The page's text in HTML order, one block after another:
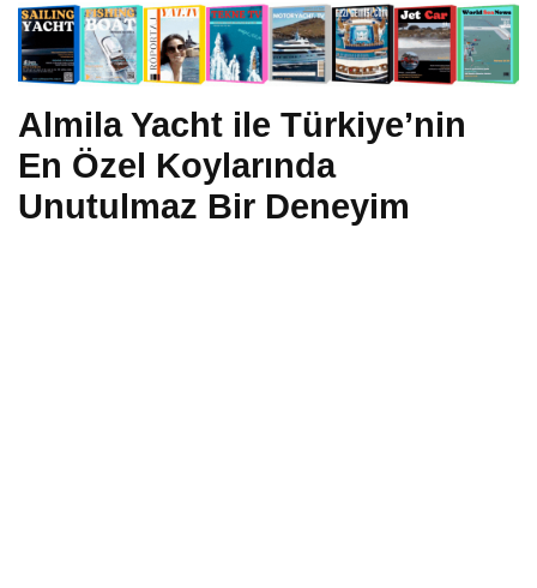
Almila Yacht ile Türkiye’nin
En Özel Koylarında
Unutulmaz Bir Deneyim